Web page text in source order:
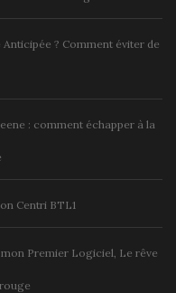
? Comment éviter de
: comment échapper à la
Centri BTL1
Premier Logiciel, Le rêve